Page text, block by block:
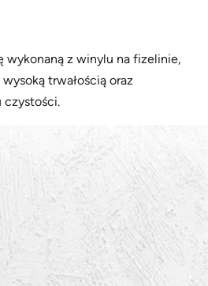
wykonaną z winylu na fizelinie,
trwałością oraz
czystości.